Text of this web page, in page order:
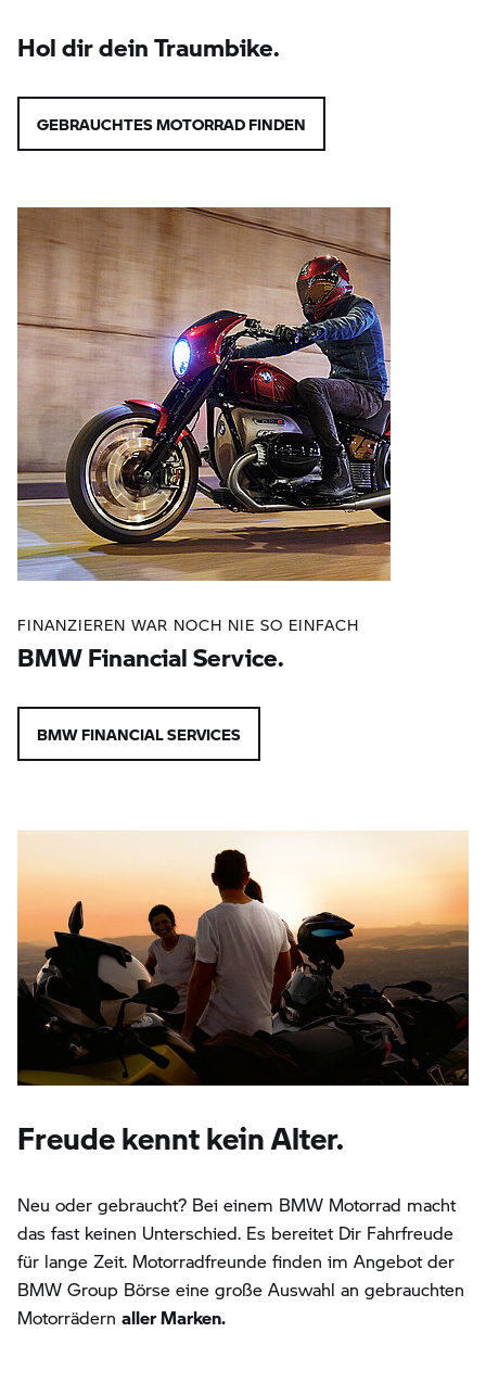
Hol dir dein Traumbike.
GEBRAUCHTES MOTORRAD FINDEN
FINANZIEREN WAR NOCH NIE SO EINFACH
BMW Financial Service.
BMW FINANCIAL SERVICES
Freude kennt kein Alter.
Neu oder gebraucht? Bei einem BMW Motorrad macht
das fast keinen Unterschied. Es bereitet Dir Fahrfreude
für lange Zeit. Motorradfreunde finden im Angebot der
BMW Group Börse eine große Auswahl an gebrauchten
Motorrädern aller Marken.